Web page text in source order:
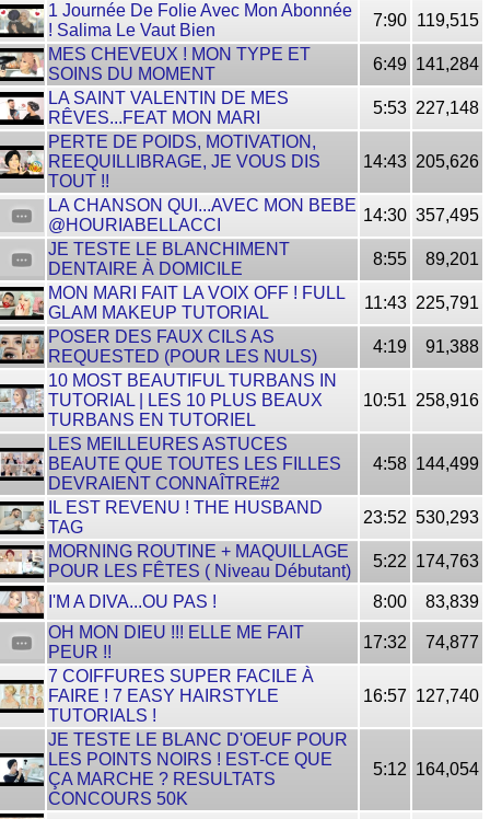
1 Journée De Folie Avec Mon Abonnée
! Salima Le Vaut Bien
7:90 119,515
MES CHEVEUX ! MON TYPE ET
SOINS DU MOMENT
6:49 141,284
LA SAINT VALENTIN DE MES
RÊVES...FEAT MON MARI
5:53 227,148
PERTE DE POIDS, MOTIVATION,
REEQUILLIBRAGE, JE VOUS DIS
TOUT !!
14:43 205,626
LA CHANSON QUI...AVEC MON BEBE
@HOURIABELLACCI
14:30 357,495
JE TESTE LE BLANCHIMENT
DENTAIRE À DOMICILE
8:55
89,201
MON MARI FAIT LA VOIX OFF ! FULL
GLAM MAKEUP TUTORIAL
11:43 225,791
POSER DES FAUX CILS AS
REQUESTED (POUR LES NULS)
4:19
91,388
10 MOST BEAUTIFUL TURBANS IN
TUTORIAL | LES 10 PLUS BEAUX
TURBANS EN TUTORIEL
10:51 258,916
LES MEILLEURES ASTUCES
BEAUTE QUE TOUTES LES FILLES
DEVRAIENT CONNAÎTRE#2
4:58 144,499
IL EST REVENU ! THE HUSBAND
TAG
23:52 530,293
MORNING ROUTINE + MAQUILLAGE
POUR LES FÊTES ( Niveau Débutant)
5:22 174,763
I'M A DIVA...OU PAS ! 8:00
83,839
OH MON DIEU !!! ELLE ME FAIT
PEUR !!
17:32
74,877
7 COIFFURES SUPER FACILE À
FAIRE ! 7 EASY HAIRSTYLE
TUTORIALS !
16:57 127,740
JE TESTE LE BLANC D'OEUF POUR
LES POINTS NOIRS ! EST-CE QUE
ÇA MARCHE ? RESULTATS
CONCOURS 50K
5:12 164,054